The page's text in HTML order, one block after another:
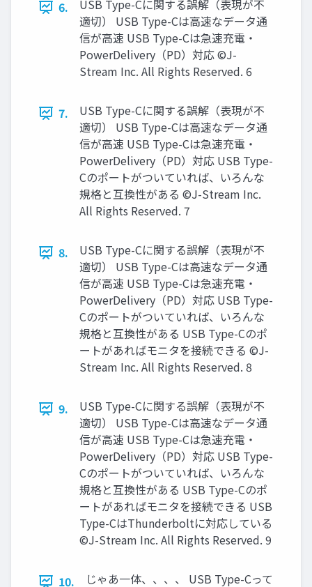
6.
USB Type-Cに関する誤解（表現が不
適切） USB Type-Cは高速なデータ通
信が高速 USB Type-Cは急速充電・
PowerDelivery（PD）対応 ©J-
Stream Inc. All Rights Reserved. 6
7.
USB Type-Cに関する誤解（表現が不
適切） USB Type-Cは高速なデータ通
信が高速 USB Type-Cは急速充電・
PowerDelivery（PD）対応 USB Type-
Cのポートがついていれば、いろんな
規格と互換性がある ©J-Stream Inc.
All Rights Reserved. 7
8.
USB Type-Cに関する誤解（表現が不
適切） USB Type-Cは高速なデータ通
信が高速 USB Type-Cは急速充電・
PowerDelivery（PD）対応 USB Type-
Cのポートがついていれば、いろんな
規格と互換性がある USB Type-Cのポ
ートがあればモニタを接続できる ©J-
Stream Inc. All Rights Reserved. 8
9.
USB Type-Cに関する誤解（表現が不
適切） USB Type-Cは高速なデータ通
信が高速 USB Type-Cは急速充電・
PowerDelivery（PD）対応 USB Type-
Cのポートがついていれば、いろんな
規格と互換性がある USB Type-Cのポ
ートがあればモニタを接続できる USB
Type-CはThunderboltに対応している
©J-Stream Inc. All Rights Reserved. 9
10.
じゃあ一体、、、、 USB Type-Cって